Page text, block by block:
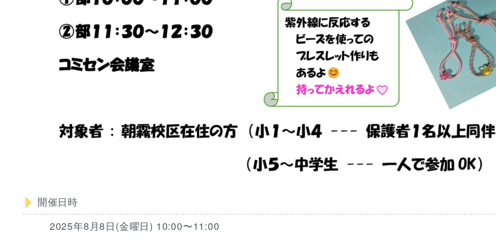
開催日時
2025年8月8日(金曜日) 10:00〜11:00